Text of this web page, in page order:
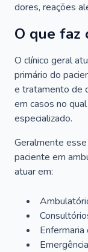
dores, reações
O que faz
O clínico geral
primário do
e tratamento de
em casos no
especializado.
Geralmente
paciente em
atuar em: